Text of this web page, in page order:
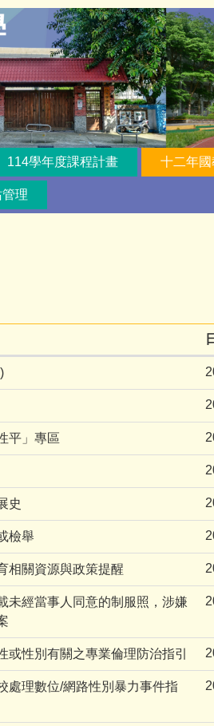
114學年度課程計畫 十二年
理
平」專區
史
檢舉
相關資源與政策提醒
未經當事人同意的制服照，涉嫌
或性別有關之專業倫理防治指引
處理數位/網路性別暴力事件指